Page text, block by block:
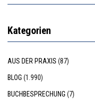
Kategorien
AUS DER PRAXIS (87)
BLOG (1.990)
BUCHBESPRECHUNG (7)